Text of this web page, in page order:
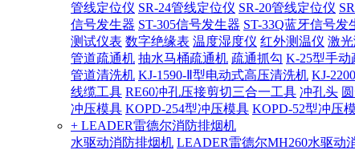
管线定位仪 SR-24管线定位仪 SR-20管线定位仪
信号发生器 ST-305信号发生器 ST-33Q蓝牙信号发
测试仪表 数字绝缘表 温度湿度仪 红外测温仪 激
管道疏通机 抽水马桶疏通机 疏通抓勾 K-25型手动
管道清洗机 KJ-1590-Ⅱ型电动式高压清洗机 KJ-
线缆工具 RE60冲孔压接剪切三合一工具 冲孔头
冲压模具 KOPD-254型冲压模具 KOPD-52型冲压
+ LEADER雷德尔消防排烟机
水驱动消防排烟机 LEADER雷德尔MH260水驱动